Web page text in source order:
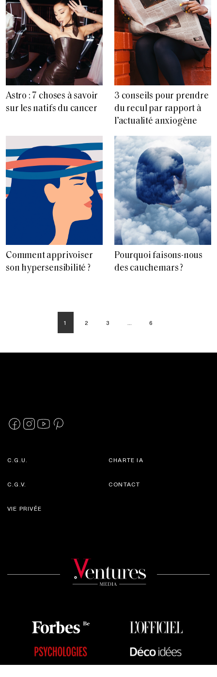
Astro : 7 choses à savoir
sur les natifs du cancer
3 conseils pour prendre
du recul par rapport à
l’actualité anxiogène
Comment apprivoiser
son hypersensibilité ?
Pourquoi faisons-nous
des cauchemars ?
1 2 3 … 6
C.G.U.
C.G.V.
CHARTE IA
CONTACT
VIE PRIVÉE